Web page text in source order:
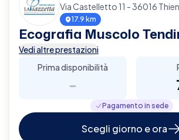
Via Castelletto 11 - 36016
17.9 km
Ecografia Muscolo
Vedi altre prestazioni
Prima disponibilità
-
Pagamento in sede
Scegli giorno e ora